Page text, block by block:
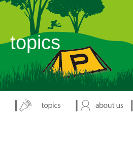
topics
表示：index.php